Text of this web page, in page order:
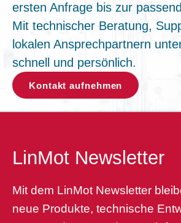
ersten Anfrage bis zur
Mit technischer Beratung,
lokalen Ansprechpartnern
schnell und persönlich.
Kontakt aufnehmen
LinMot Newsletter
Mit dem LinMot Newsletter
neue Produkte, technische